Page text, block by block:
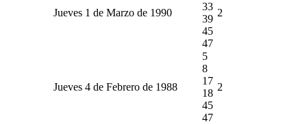
Jueves 1 de Marzo de 1990
33
39
45
47
2
Jueves 4 de Febrero de 1988
5
8
17
18
45
47
2